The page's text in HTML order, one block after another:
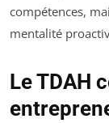
compétences,
mentalité
Le TDAH